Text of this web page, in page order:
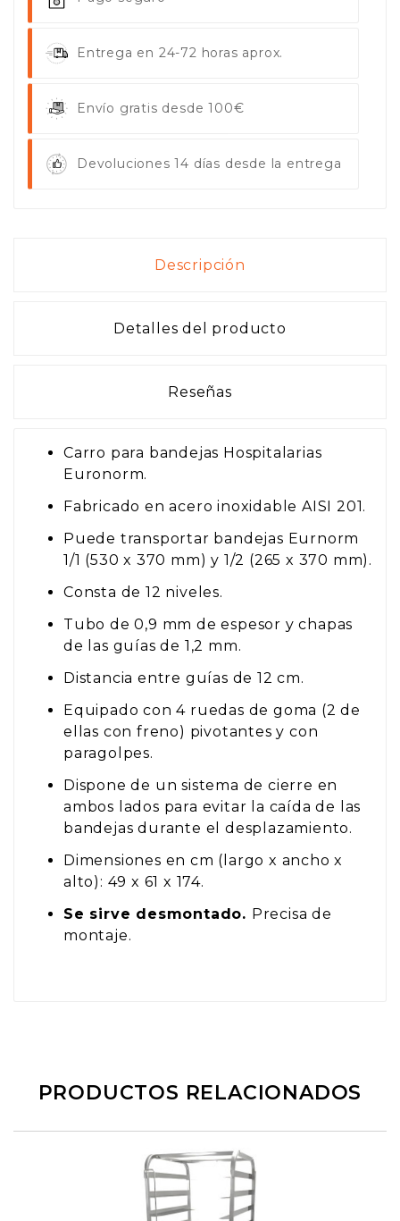
Entrega en 24-72 horas aprox.
Envío gratis desde 100€
Devoluciones 14 días desde la entrega
Descripción
Detalles del producto
Reseñas
Carro para bandejas Hospitalarias
Euronorm.
Fabricado en acero inoxidable AISI 201.
Puede transportar bandejas Eurnorm
1/1 (530 x 370 mm) y 1/2 (265 x 370 mm).
Consta de 12 niveles.
Tubo de 0,9 mm de espesor y chapas
de las guías de 1,2 mm.
Distancia entre guías de 12 cm.
Equipado con 4 ruedas de goma (2 de
ellas con freno) pivotantes y con
paragolpes.
Dispone de un sistema de cierre en
ambos lados para evitar la caída de las
bandejas durante el desplazamiento.
Dimensiones en cm (largo x ancho x
alto): 49 x 61 x 174.
Se sirve desmontado. Precisa de
montaje.
PRODUCTOS RELACIONADOS